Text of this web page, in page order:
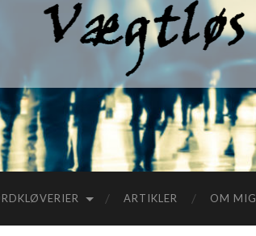
ARTIKLER OM MIG